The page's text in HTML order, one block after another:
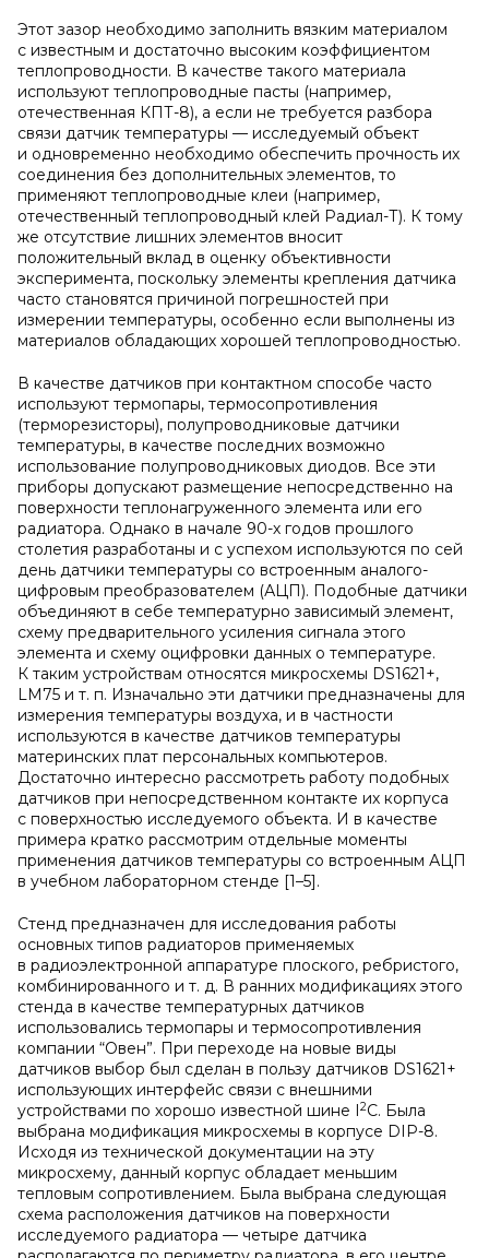
Этот зазор необходимо заполнить вязким материалом
с известным и достаточно высоким коэффициентом
теплопроводности. В качестве такого материала
используют теплопроводные пасты (например,
отечественная КПТ-8), а если не требуется разбора
связи датчик температуры — исследуемый объект
и одновременно необходимо обеспечить прочность их
соединения без дополнительных элементов, то
применяют теплопроводные клеи (например,
отечественный теплопроводный клей Радиал-Т). К тому
же отсутствие лишних элементов вносит
положительный вклад в оценку объективности
эксперимента, поскольку элементы крепления датчика
часто становятся причиной погрешностей при
измерении температуры, особенно если выполнены из
материалов обладающих хорошей теплопроводностью.
В качестве датчиков при контактном способе часто
используют термопары, термосопротивления
(терморезисторы), полупроводниковые датчики
температуры, в качестве последних возможно
использование полупроводниковых диодов. Все эти
приборы допускают размещение непосредственно на
поверхности теплонагруженного элемента или его
радиатора. Однако в начале 90-х годов прошлого
столетия разработаны и с успехом используются по сей
день датчики температуры со встроенным аналого-
цифровым преобразователем (АЦП). Подобные датчики
объединяют в себе температурно зависимый элемент,
схему предварительного усиления сигнала этого
элемента и схему оцифровки данных о температуре.
К таким устройствам относятся микросхемы DS1621+,
LM75 и т. п. Изначально эти датчики предназначены для
измерения температуры воздуха, и в частности
используются в качестве датчиков температуры
материнских плат персональных компьютеров.
Достаточно интересно рассмотреть работу подобных
датчиков при непосредственном контакте их корпуса
с поверхностью исследуемого объекта. И в качестве
примера кратко рассмотрим отдельные моменты
применения датчиков температуры со встроенным АЦП
в учебном лабораторном стенде [1–5].
Стенд предназначен для исследования работы
основных типов радиаторов применяемых
в радиоэлектронной аппаратуре плоского, ребристого,
комбинированного и т. д. В ранних модификациях этого
стенда в качестве температурных датчиков
использовались термопары и термосопротивления
компании “Овен”. При переходе на новые виды
датчиков выбор был сделан в пользу датчиков DS1621+
использующих интерфейс связи с внешними
устройствами по хорошо известной шине I2C. Была
выбрана модификация микросхемы в корпусе DIP-8.
Исходя из технической документации на эту
микросхему, данный корпус обладает меньшим
тепловым сопротивлением. Была выбрана следующая
схема расположения датчиков на поверхности
исследуемого радиатора — четыре датчика